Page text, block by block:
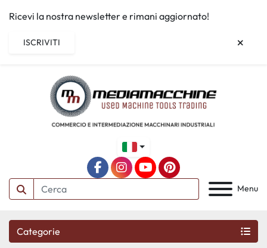
Ricevi la nostra newsletter e rimani aggiornato!
ISCRIVITI
Menu
facebookinstagram
youtubepinterest
Categorie